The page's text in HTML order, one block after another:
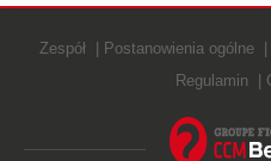
Zespół Postanowienia ogólne
Regulamin